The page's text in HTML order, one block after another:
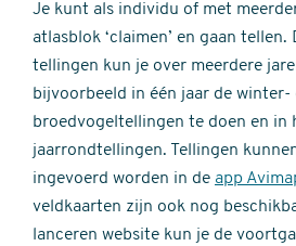
Je kunt als individu of met
atlasblok ‘claimen’ en gaan tellen.
tellingen kun je over meerdere
bijvoorbeeld in één jaar de winter-
broedvogeltellingen te doen en in
jaarrondtellingen. Tellingen
ingevoerd worden in de app
veldkaarten zijn ook nog
lanceren website kun je de